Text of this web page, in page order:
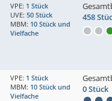
VPE: 1 Stück
UVE: 50 Stück
MBM: 10 Stück und
Vielfache
458
VPE: 1 Stück
MBM: 10 Stück und
Vielfache
0 Stück